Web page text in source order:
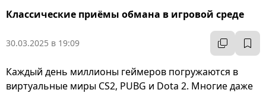
Классические приёмы обмана в игровой среде
30.03.2025 в 19:09
Каждый день миллионы геймеров погружаются в
виртуальные миры CS2, PUBG и Dota 2. Многие даже